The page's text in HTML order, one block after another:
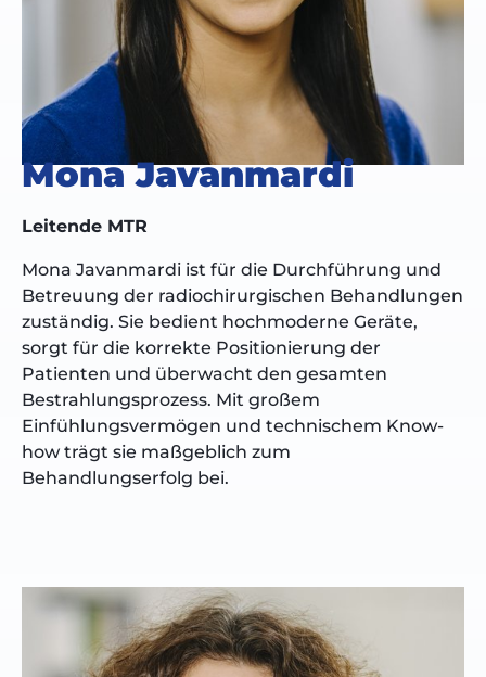
Mona Javanmardi
Leitende MTR
Mona Javanmardi ist für die Durchführung und
Betreuung der radiochirurgischen Behandlungen
zuständig. Sie bedient hochmoderne Geräte,
sorgt für die korrekte Positionierung der
Patienten und überwacht den gesamten
Bestrahlungsprozess. Mit großem
Einfühlungsvermögen und technischem Know-
how trägt sie maßgeblich zum
Behandlungserfolg bei.